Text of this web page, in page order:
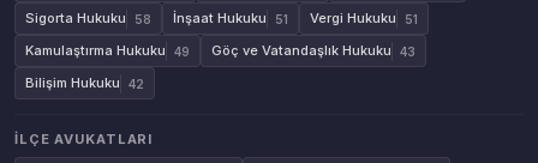
Sigorta Hukuku 58 İnşaat Hukuku 51 Vergi Hukuku 51
Kamulaştırma Hukuku 49 Göç ve Vatandaşlık Hukuku 43
Bilişim Hukuku 42
İLÇE AVUKATLARI